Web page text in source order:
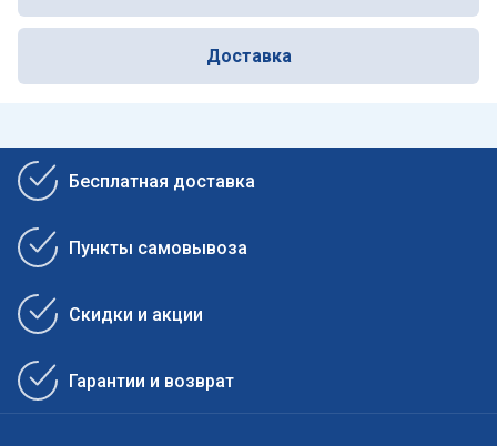
Доставка
Бесплатная доставка
Пункты самовывоза
Скидки и акции
Гарантии и возврат